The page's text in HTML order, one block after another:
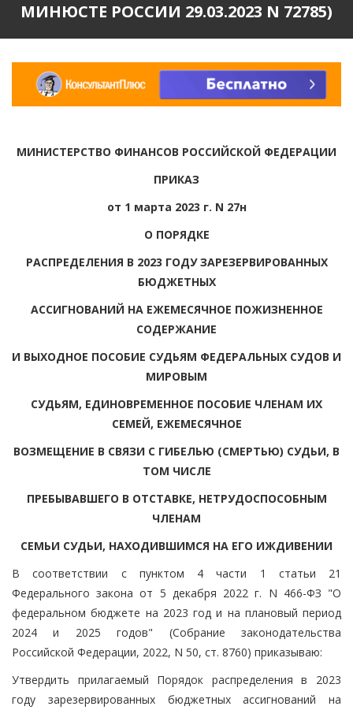
МИНЮСТЕ РОССИИ 29.03.2023 N 72785)
МИНИСТЕРСТВО ФИНАНСОВ РОССИЙСКОЙ ФЕДЕРАЦИИ
ПРИКАЗ
от 1 марта 2023 г. N 27н
О ПОРЯДКЕ
РАСПРЕДЕЛЕНИЯ В 2023 ГОДУ ЗАРЕЗЕРВИРОВАННЫХ
БЮДЖЕТНЫХ
АССИГНОВАНИЙ НА ЕЖЕМЕСЯЧНОЕ ПОЖИЗНЕННОЕ
СОДЕРЖАНИЕ
И ВЫХОДНОЕ ПОСОБИЕ СУДЬЯМ ФЕДЕРАЛЬНЫХ СУДОВ И
МИРОВЫМ
СУДЬЯМ, ЕДИНОВРЕМЕННОЕ ПОСОБИЕ ЧЛЕНАМ ИХ
СЕМЕЙ, ЕЖЕМЕСЯЧНОЕ
ВОЗМЕЩЕНИЕ В СВЯЗИ С ГИБЕЛЬЮ (СМЕРТЬЮ) СУДЬИ, В
ТОМ ЧИСЛЕ
ПРЕБЫВАВШЕГО В ОТСТАВКЕ, НЕТРУДОСПОСОБНЫМ
ЧЛЕНАМ
СЕМЬИ СУДЬИ, НАХОДИВШИМСЯ НА ЕГО ИЖДИВЕНИИ
В соответствии с пунктом 4 части 1 статьи 21
Федерального закона от 5 декабря 2022 г. N 466-ФЗ "О
федеральном бюджете на 2023 год и на плановый период
2024 и 2025 годов" (Собрание законодательства
Российской Федерации, 2022, N 50, ст. 8760) приказываю:
Утвердить прилагаемый Порядок распределения в 2023
году зарезервированных бюджетных ассигнований на